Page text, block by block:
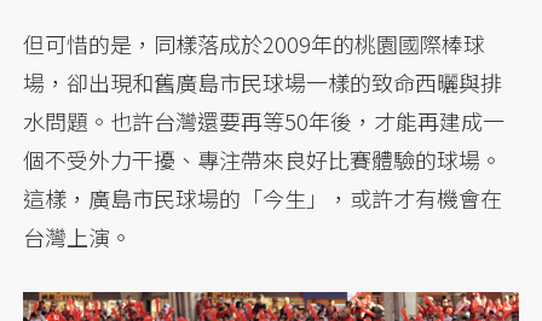
但可惜的是，同樣落成於2009年的桃園國際棒球
場，卻出現和舊廣島市民球場一樣的致命西曬與排
水問題。也許台灣還要再等50年後，才能再建成一
個不受外力干擾、專注帶來良好比賽體驗的球場。
這樣，廣島市民球場的「今生」，或許才有機會在
台灣上演。